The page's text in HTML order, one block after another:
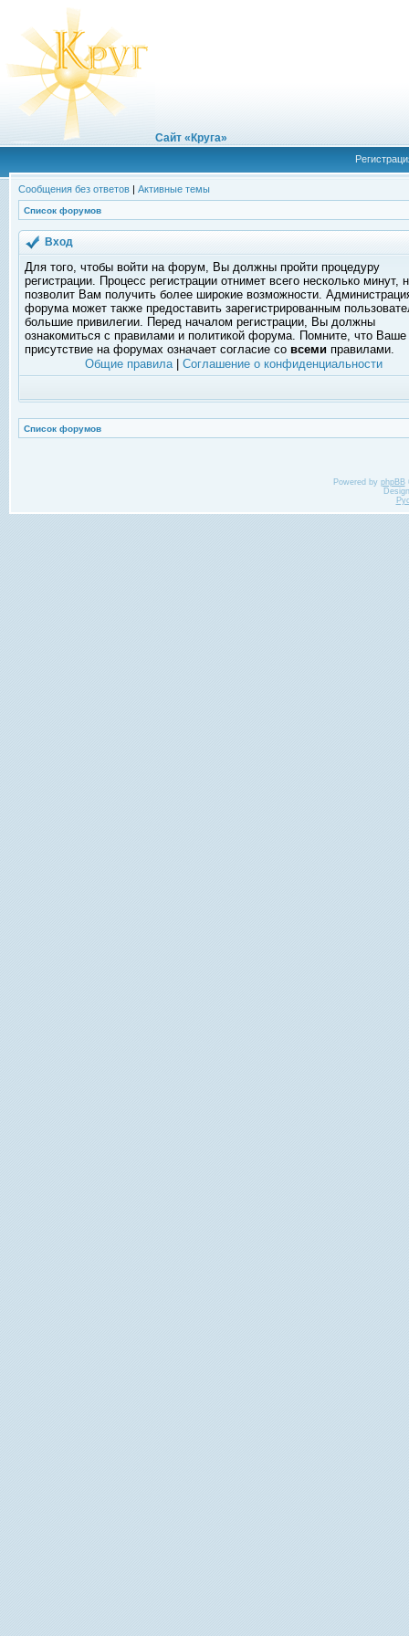
Сайт «Круга»
Сообщения без ответов | Активные темы
Список форумов
Вход
Для того, чтобы войти на форум, Вы должны пройти процедуру
регистрации. Процесс регистрации отнимет всего несколько минут,
позволит Вам получить более широкие возможности.
форума может также предоставить зарегистрированным
большие привилегии. Перед началом регистрации, Вы должны
ознакомиться с правилами и политикой форума. Помните, что Ваше
присутствие на форумах означает согласие со всеми правилами.
Общие правила| Соглашение о конфиденциальности
Список форумов
Powered by phpBB